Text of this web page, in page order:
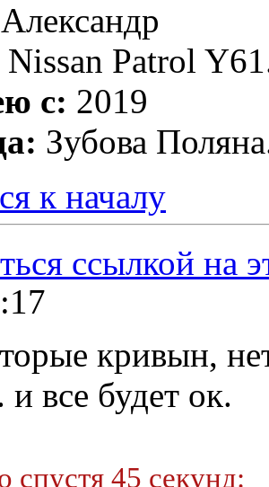
Александр
Nissan Patrol
с: 2019
Зубова
к началу
кривын,
все будет ок.
спустя 45 секунд: